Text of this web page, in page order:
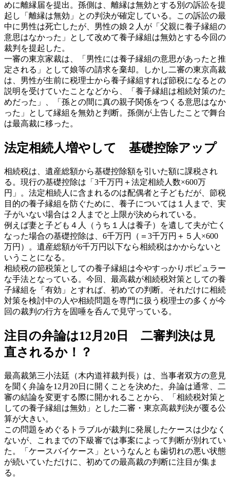
めに離縁届を提出。孫側は、離縁は無効とする別の訴訟を提
起し「離縁は無効」との判決が確定している。この訴訟の最
中に男性は死亡したが、男性の娘２人が「父親に養子縁組の
意思はなかった」として改めて養子縁組は無効とする今回の
裁判を提起した。
一審の東京家裁は、「男性には養子縁組の意思があったと推
定される」として娘等の請求を棄却。しかし二審の東京高裁
は、男性が生前に税理士から養子縁組すれば節税になるとの
説明を受けていたことなどから、「養子縁組は相続対策のた
めだった」、「孫との間に真の親子関係をつくる意思はなか
った」として縁組を無効と判断。孫側が上告したことで舞台
は最高裁に移った。
法定相続人増やして 基礎控除アップ
相続税は、遺産総額から基礎控除額を引いた額に課税され
る。現行の基礎控除は「3千万円＋法定相続人数×600万
円」。法定相続人に含まれるのは配偶者と子どもだが、節税
目的の養子縁組を防ぐために、養子については１人まで、実
子がいない場合は２人までと上限が決められている。
例えば妻と子ども４人（うち１人は養子）を遺して夫が亡く
なった場合の基礎控除は、6千万円（＝3千万円＋５人×600
万円）。遺産総額が6千万円以下なら相続税はかからないと
いうことになる。
相続税の節税策としての養子縁組は今やすっかりポピュラー
な手法となっている。今回、最高裁が相続税対策としての養
子縁組を「有効」とすれば、初めての判断。それだけに相続
対策を検討中の人や相続問題を専門に扱う税理士の多くが今
回の裁判の行方を固唾を呑んで見守っている。
注目の弁論は12月20日 二審判決は見
直されるか！？
最高裁第三小法廷（木内道祥裁判長）は、当事者双方の意見
を聞く弁論を12月20日に開くことを決めた。弁論は通常、二
審の結論を変更する際に開かれることから、「相続税対策と
しての養子縁組は無効」とした二審・東京高裁判決が覆る公
算が大きい。
この問題をめぐるトラブルが裁判に発展したケースは少なく
ないが、これまでの下級審では事案によって判断が別れてい
た。「ケースバイケース」というなんとも歯切れの悪い状態
が続いていただけに、初めての最高裁の判断に注目が集ま
る。